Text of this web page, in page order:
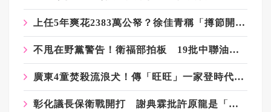
上任5年爽花2383萬公帑？徐佳青稱「撙節開支」 網質疑：卻搭商務艙？
不甩在野黨警告！衛福部拍板 19批中聯油品重新上架
廣東4童焚殺流浪犬！傳「旺旺」一家登時代廣場看板 2港星籲快立動保法
彰化議長保衛戰開打 謝典霖批許原龍是「地方黑道」引爆論戰